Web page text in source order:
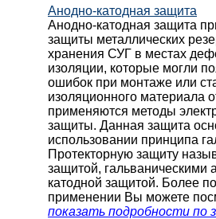
Анодно-катодная защита
Анодно-катодная защита
защиты металлических
хранения СУГ в местах
изоляции, которые могли
ошибок при монтаже или
изоляционного материала
применяются методы
защиты. Данная защита
использовании принципа
Протекторную защиту
защитой, гальваническими
катодной защитой. Более
применении Вы можете
показать подробности по